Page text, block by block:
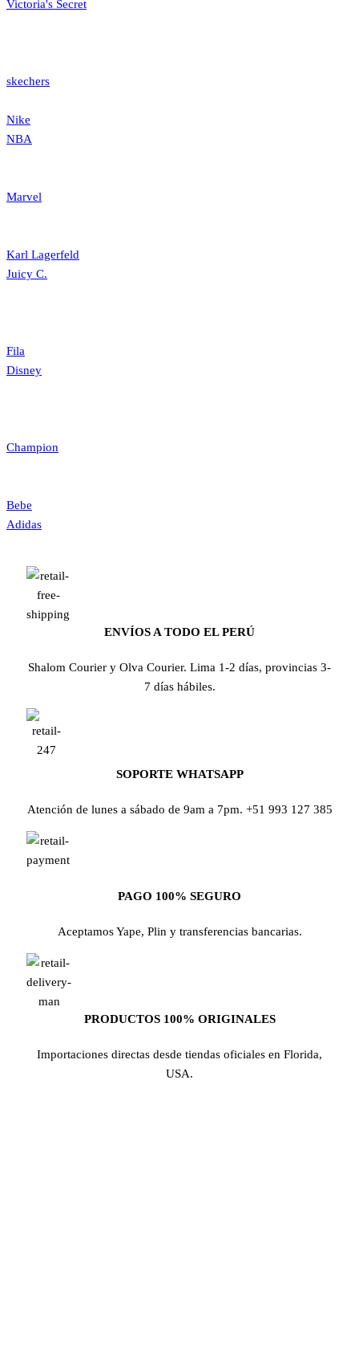
Victoria's Secret
skechers
Nike
NBA
Marvel
Karl Lagerfeld
Juicy C.
Fila
Disney
Champion
Bebe
Adidas
ENVÍOS A TODO EL PERÚ
Shalom Courier y Olva Courier. Lima 1-2 días, provincias 3-
7 días hábiles.
SOPORTE WHATSAPP
Atención de lunes a sábado de 9am a 7pm. +51 993 127 385
PAGO 100% SEGURO
Aceptamos Yape, Plin y transferencias bancarias.
PRODUCTOS 100% ORIGINALES
Importaciones directas desde tiendas oficiales en Florida,
USA.